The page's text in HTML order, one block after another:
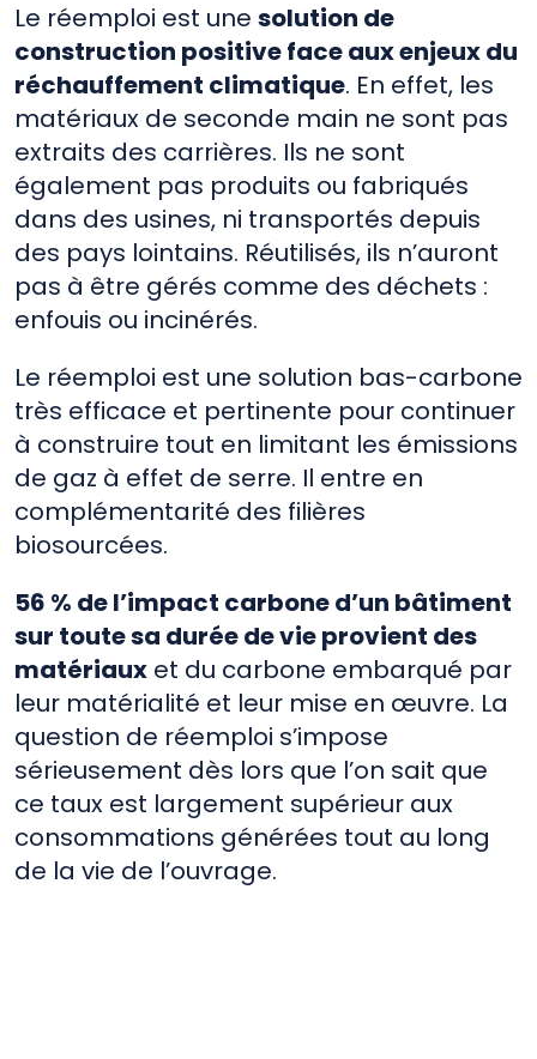
Le réemploi est une solution de
construction positive face aux enjeux du
réchauffement climatique. En effet, les
matériaux de seconde main ne sont pas
extraits des carrières. Ils ne sont
également pas produits ou fabriqués
dans des usines, ni transportés depuis
des pays lointains. Réutilisés, ils n’auront
pas à être gérés comme des déchets :
enfouis ou incinérés.
Le réemploi est une solution bas-carbone
très efficace et pertinente pour continuer
à construire tout en limitant les émissions
de gaz à effet de serre. Il entre en
complémentarité des filières
biosourcées.
56 % de l’impact carbone d’un bâtiment
sur toute sa durée de vie provient des
matériaux et du carbone embarqué par
leur matérialité et leur mise en œuvre. La
question de réemploi s’impose
sérieusement dès lors que l’on sait que
ce taux est largement supérieur aux
consommations générées tout au long
de la vie de l’ouvrage.